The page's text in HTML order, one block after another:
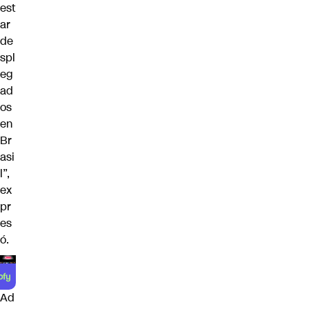
est
ar
de
spl
eg
ad
os
en
Br
asi
l”,
ex
pr
es
ó.
Ad